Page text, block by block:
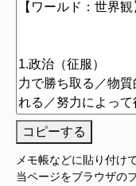
コピーする
メモ帳などに貼り付け
当ページをブラウザの